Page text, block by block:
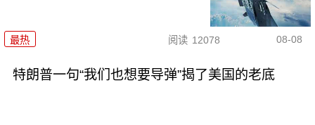
最热 阅读 12078 08-08
特朗普一句“我们也想要导弹”揭了美国的老底